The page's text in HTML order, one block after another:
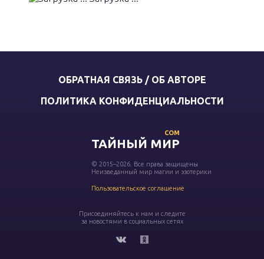
ОБРАТНАЯ СВЯЗЬ / ОБ АВТОРЕ
ПОЛИТИКА КОНФИДЕНЦИАЛЬНОСТИ
ТАЙНЫЙ МИР
COM
© 2015–2026. Все права защищены
Неизведанный мир магии и эзотерики
Пользовательское соглашение
Присоединяйтесь к нам и следите
за новостями в социальных сетях